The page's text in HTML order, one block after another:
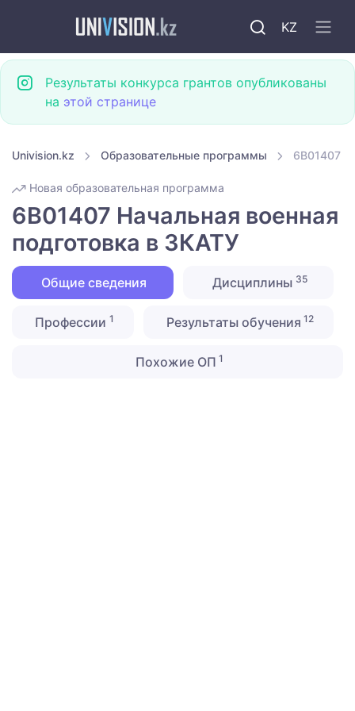
KZ
Результаты конкурса грантов опубликованы
на этой странице
Univision.kz Образовательные программы 6B01407
Новая образовательная программа
6B01407 Начальная военная
подготовка в ЗКАТУ
Общие сведения Дисциплины 35
Профессии 1 Результаты обучения 12
Похожие ОП 1